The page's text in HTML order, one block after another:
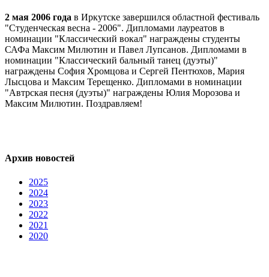
2 мая 2006 года в Иркутске завершился областной фестиваль
"Студенческая весна - 2006". Дипломами лауреатов в
номинации "Классический вокал" награждены студенты
САФа Максим Милютин и Павел Лупсанов. Дипломами в
номинации "Классический бальный танец (дуэты)"
награждены София Хромцова и Сергей Пентюхов, Мария
Лысцова и Максим Терещенко. Дипломами в номинации
"Автрская песня (дуэты)" награждены Юлия Морозова и
Максим Милютин. Поздравляем!
Архив новостей
2025
2024
2023
2022
2021
2020